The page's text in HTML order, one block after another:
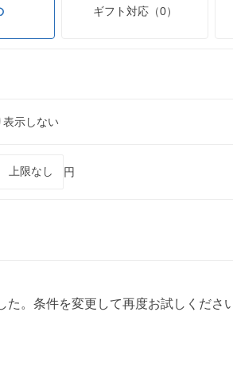
ギフト対応（0）
表示しない
円
。条件を変更して再度お試しください